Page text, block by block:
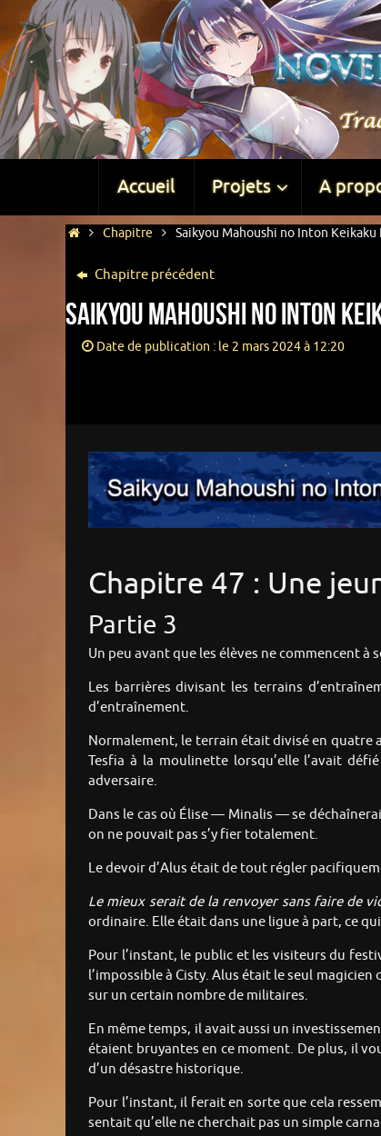
Accueil Projets A
Chapitre Saikyou Mahoushi no Inton Keikaku
Chapitre précédent
Saikyou Mahoushi no Inton
Date de publication : le 2 mars 2024 à 12:20
Chapitre 47 : Une
Partie 3
Un peu avant que les élèves ne commencent
Les barrières divisant les terrains
d’entraînement.
Normalement, le terrain était divisé en quatre
Tesfia à la moulinette lorsqu’elle l’avait
adversaire.
Dans le cas où Élise — Minalis — se
on ne pouvait pas s’y fier totalement.
Le devoir d’Alus était de tout régler
Le mieux serait de la renvoyer sans faire de
ordinaire. Elle était dans une ligue à part, ce
Pour l’instant, le public et les visiteurs du
l’impossible à Cisty. Alus était le seul
sur un certain nombre de militaires.
En même temps, il avait aussi un
étaient bruyantes en ce moment. De plus, il
d’un désastre historique.
Pour l’instant, il ferait en sorte que cela
sentait qu’elle ne cherchait pas un simple